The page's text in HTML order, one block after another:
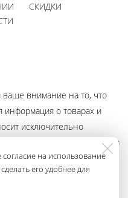
на использование
его удобнее для
СКИДКИ
внимание на то, что
информация о товарах и
исключительно
каких условиях не является
положениями Статьи 437
Для получения
стоимости указанных